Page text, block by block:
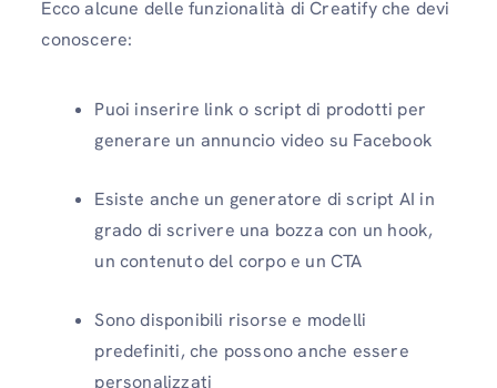
Ecco alcune delle funzionalità di Creatify che devi
conoscere:
Puoi inserire link o script di prodotti per
generare un annuncio video su Facebook
Esiste anche un generatore di script AI in
grado di scrivere una bozza con un hook,
un contenuto del corpo e un CTA
Sono disponibili risorse e modelli
predefiniti, che possono anche essere
personalizzati